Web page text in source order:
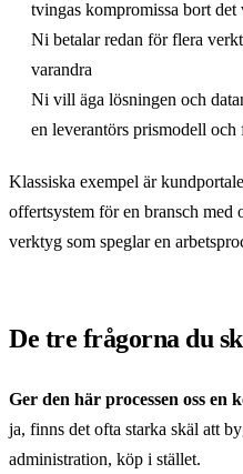
tvingas kompromissa bort det
Ni betalar redan för flera
varandra
Ni vill äga lösningen och
en leverantörs prismodell och
Klassiska exempel är
offertsystem för en bransch med
verktyg som speglar en
De tre frågorna du
Ger den här processen oss en
ja, finns det ofta starka skäl att
administration, köp i stället.